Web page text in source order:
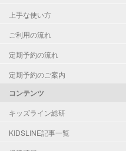
上手な使い方
ご利用の流れ
定期予約の流れ
定期予約のご案内
コンテンツ
キッズライン総研
KIDSLINE記事一覧